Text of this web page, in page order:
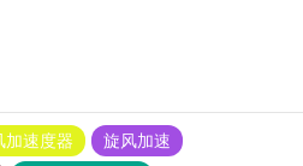
加速度器
旋风加速